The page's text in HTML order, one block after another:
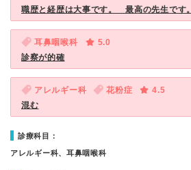
職歴と経歴は大事です。 最高の先生です。
耳鼻咽喉科
5.0
診察が的確
アレルギー科 花粉症
4.5
混む
診療科目：
アレルギー科、耳鼻咽喉科